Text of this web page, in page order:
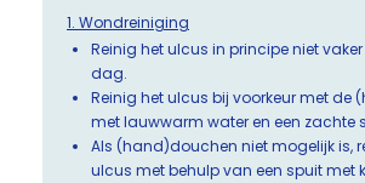
1. Wondreiniging
Reinig het ulcus in principe niet vaker
dag.
Reinig het ulcus bij voorkeur met de
met lauwwarm water en een zachte
Als (hand)douchen niet mogelijk is,
ulcus met behulp van een spuit met